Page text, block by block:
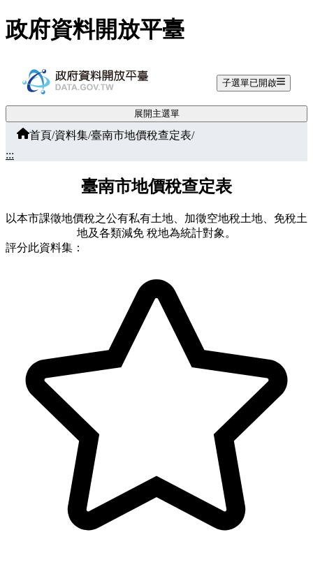
跳至主要內容
政府資料開放平臺
子選單已開啟
展開主選單
首頁/資料集/臺南市地價稅查定表/
:::
臺南市地價稅查定表
以本市課徵地價稅之公有私有土地、加徵空地稅土地、免稅土
地及各類減免 稅地為統計對象。
評分此資料集：